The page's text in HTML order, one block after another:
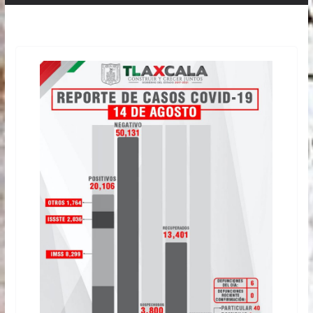
alcanzar ventas por 6 mil 480 millones de dólares
(mdd) y llegar a consumidores de 98 países
durante 2025. Precisa que nuestro país mantuvo
una participación promedio de 36 por ciento del
valor de las exportaciones mundiales de cerveza
en ese periodo, al pasar de 5 mil 618 mdd en
reconocimiento a nivel internacional. Con este
resultado se colocó en el primer lugar entre los
principales países exportadores de cerveza y, de
esta manera, superó ampliamente a Países
Bajos, Bélgica y Alemania. Entre los cinco
principales destinos de la bebida mexicana se
encuentran Estados Unidos, con 6 mil 046 mdd;
República Dominicana, con 49 mdd; España, con
39 mdd; Perú, con 37 mdd y Panamá, con 32
mdd, al cierre de 2025. A ellos se suman Países